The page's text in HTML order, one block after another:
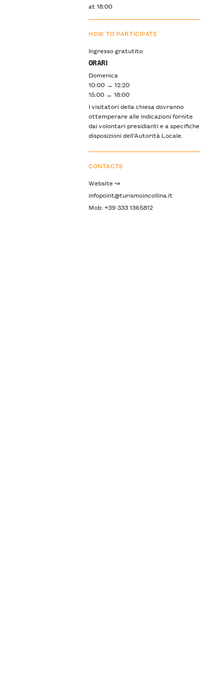
at 18:00
HOW TO PARTICIPATE
Ingresso gratutito
ORARI
Domenica
10:00 → 12:20
15:00 → 18:00
I visitatori della chiesa dovranno
ottemperare alle indicazioni fornite
dai volontari presidianti e a specifiche
disposizioni dell’Autorità Locale.
CONTACTS
Website ↝
infopoint@turismoincollina.it
Mob: +39 333 1365812